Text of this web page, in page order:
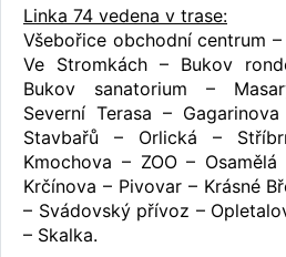
Linka 74 vedena v trase:
Všebořice obchodní centrum
Ve Stromkách – Bukov
Bukov sanatorium –
Severní Terasa –
Stavbařů – Orlická –
Kmochova – ZOO –
Krčínova – Pivovar – Krásné
– Svádovský přívoz –
– Skalka.